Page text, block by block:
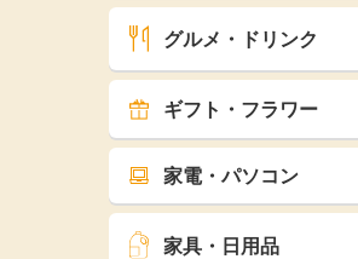
グルメ・ドリンク
ギフト・フラワー
家電・パソコン
家具・日用品